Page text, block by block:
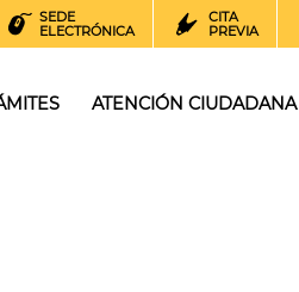
SEDE
ELECTRÓNICA
CITA
PREVIA
ATENCIÓN CIUDADANA